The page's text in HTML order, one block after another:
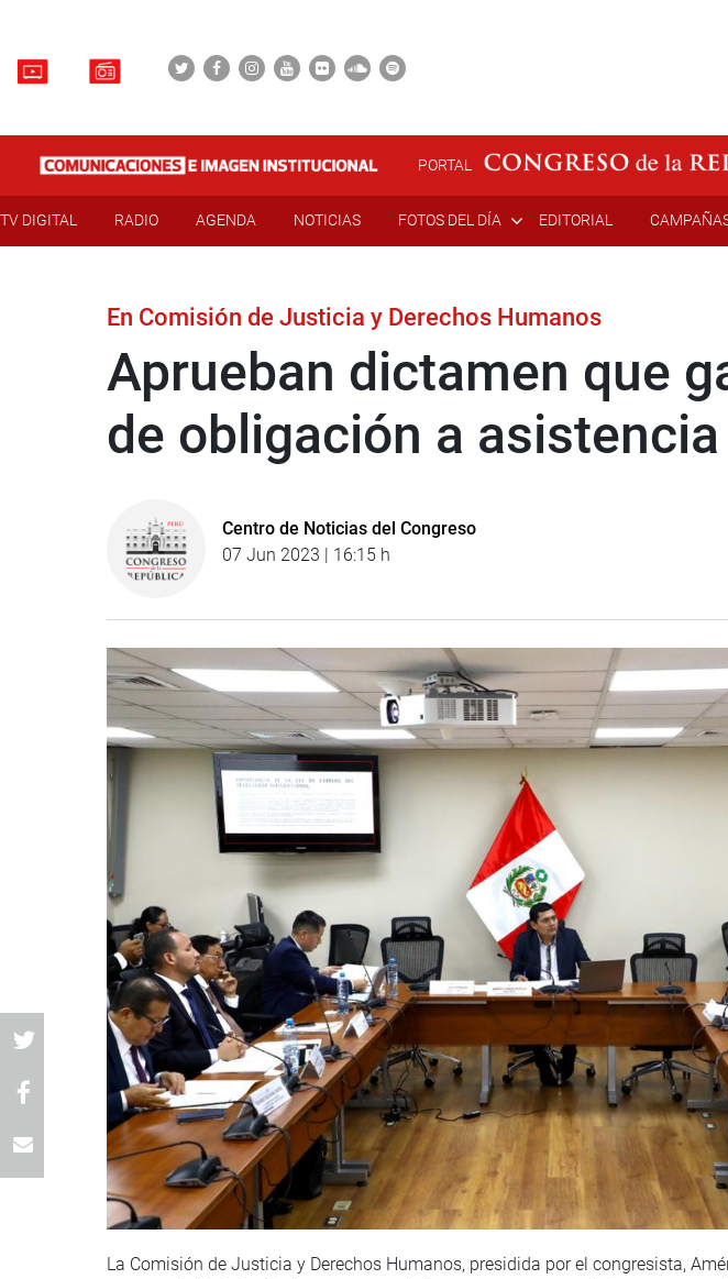
PORTAL
TV DIGITAL RADIO AGENDA NOTICIAS FOTOS DEL DÍA EDITORIAL
En Comisión de Justicia y Derechos Humanos
Aprueban dictamen que
de obligación a
Centro de Noticias del Congreso
07 Jun 2023 | 16:15 h
La Comisión de Justicia y Derechos Humanos, presidida por el congresista,